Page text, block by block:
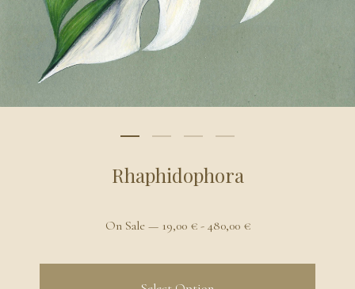
Rhaphidophora
On Sale — 19,00 €- 480,00 €